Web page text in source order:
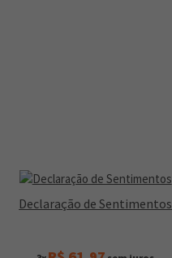
Declaração de Sentimentos